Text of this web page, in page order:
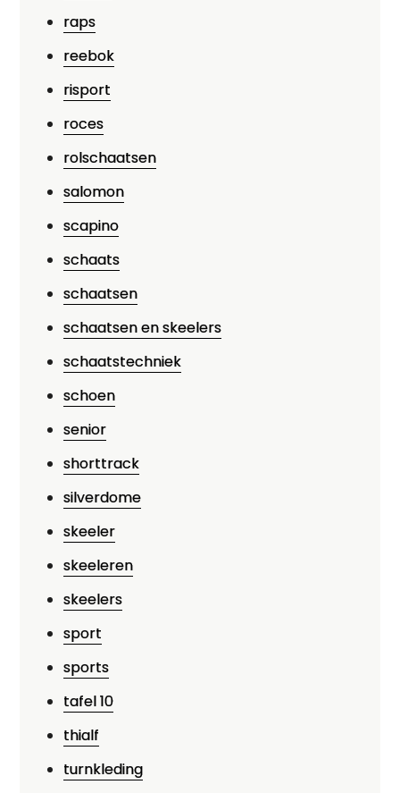
raps
reebok
risport
roces
rolschaatsen
salomon
scapino
schaats
schaatsen
schaatsen en skeelers
schaatstechniek
schoen
senior
shorttrack
silverdome
skeeler
skeeleren
skeelers
sport
sports
tafel 10
thialf
turnkleding